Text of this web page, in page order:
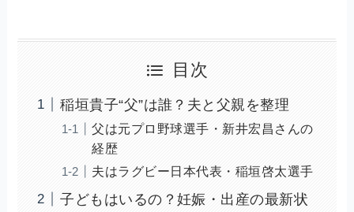
目次
稲垣貴子“父”は誰？夫と父親を整理
父は元プロ野球選手・新井宏昌さんの
経歴
夫はラグビー日本代表・稲垣啓太選手
子どもはいるの？妊娠・出産の最新状